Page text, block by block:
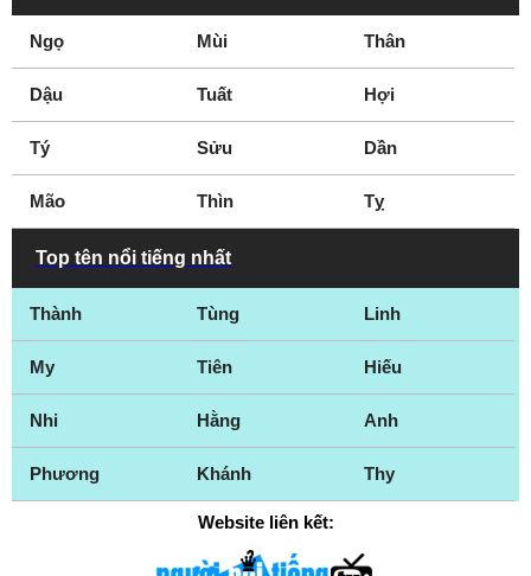
Ngọ Mùi Thân
Dậu Tuất Hợi
Tý Sửu Dần
Mão Thìn Tỵ
Top tên nổi tiếng nhất
Thành Tùng Linh
My Tiên Hiếu
Nhi Hằng Anh
Phương Khánh Thy
Website liên kết: